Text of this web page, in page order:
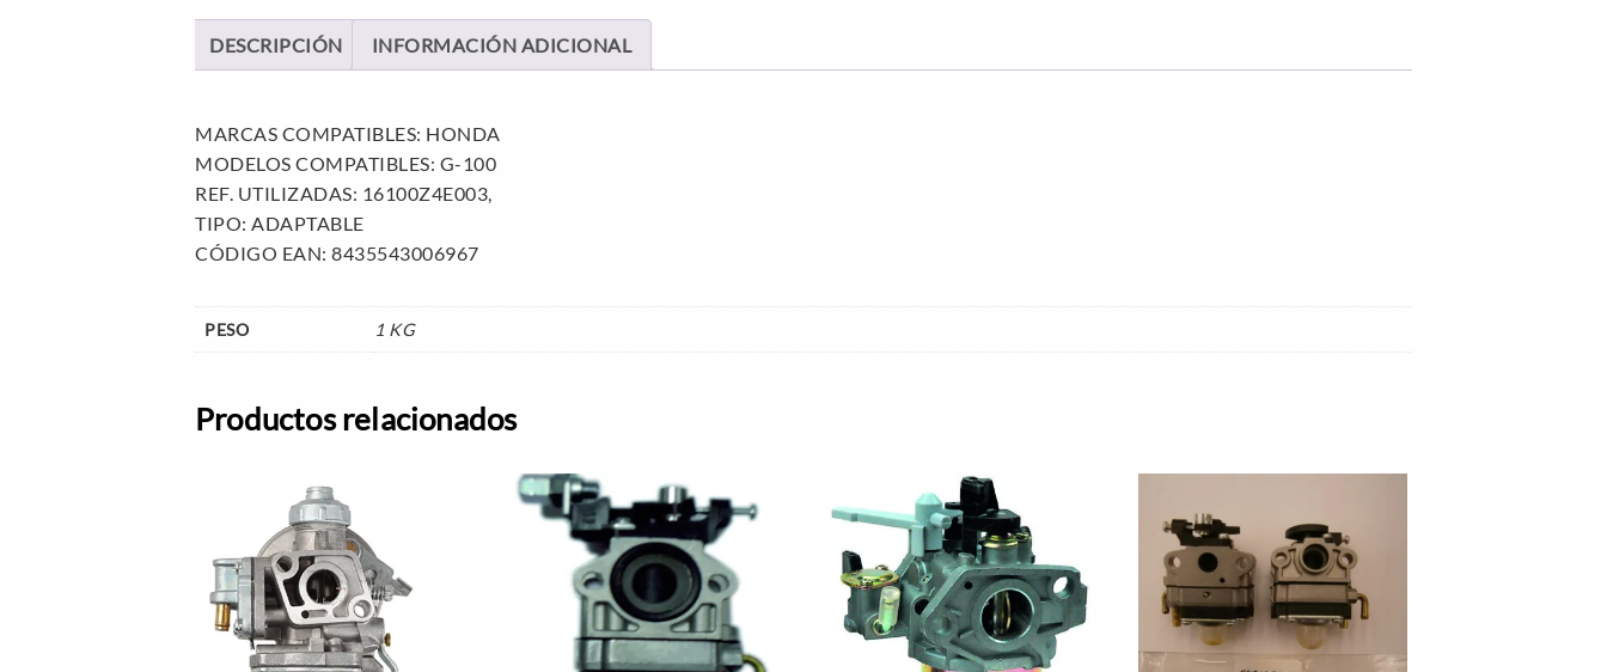
DESCRIPCIÓN INFORMACIÓN ADICIONAL
MARCAS COMPATIBLES: HONDA
MODELOS COMPATIBLES: G-100
REF. UTILIZADAS: 16100Z4E003,
TIPO: ADAPTABLE
CÓDIGO EAN: 8435543006967
PESO 1 KG
Productos relacionados